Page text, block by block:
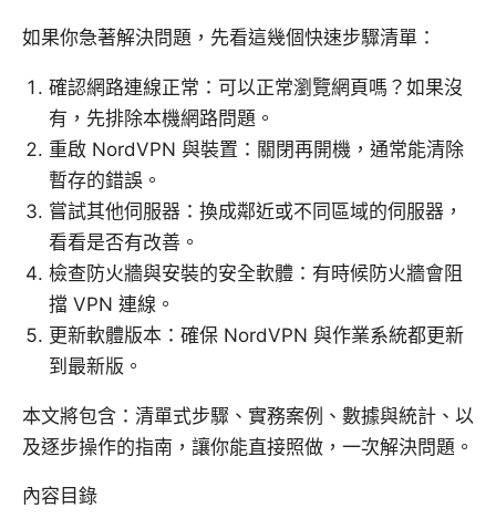
如果你急著解決問題，先看這幾個快速步驟清單：
確認網路連線正常：可以正常瀏覽網頁嗎？如果沒
有，先排除本機網路問題。
重啟 NordVPN 與裝置：關閉再開機，通常能清除
暫存的錯誤。
嘗試其他伺服器：換成鄰近或不同區域的伺服器，
看看是否有改善。
檢查防火牆與安裝的安全軟體：有時候防火牆會阻
擋 VPN 連線。
更新軟體版本：確保 NordVPN 與作業系統都更新
到最新版。
本文將包含：清單式步驟、實務案例、數據與統計、以
及逐步操作的指南，讓你能直接照做，一次解決問題。
內容目錄